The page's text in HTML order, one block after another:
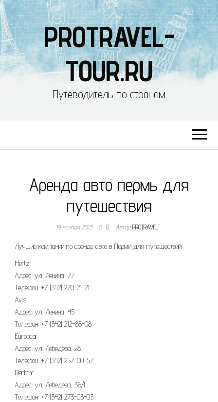
PROTRAVEL-
TOUR.RU
Путеводитель по странам
Аренда авто пермь для
путешествия
19 ноября 2023 0 АвторPROTRAVEL
Лучшие компании по аренде авто в Перми для путешествий:
Hertz
Адрес: ул. Ленина, 77
Телефон: +7 (342) 270-21-21
Avis
Адрес: ул. Ленина, 45
Телефон: +7 (342) 212-88-08
Europcar
Адрес: ул. Лебедева, 28
Телефон: +7 (342) 257-00-57
Rentcar
Адрес: ул. Лебедева, 36/1
Телефон: +7 (342) 273-03-03